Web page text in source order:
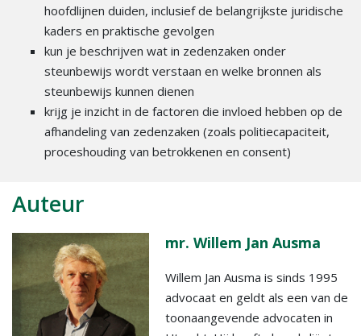
hoofdlijnen duiden, inclusief de belangrijkste juridische
kaders en praktische gevolgen
kun je beschrijven wat in zedenzaken onder
steunbewijs wordt verstaan en welke bronnen als
steunbewijs kunnen dienen
krijg je inzicht in de factoren die invloed hebben op de
afhandeling van zedenzaken (zoals politiecapaciteit,
proceshouding van betrokkenen en consent)
Auteur
mr. Willem Jan Ausma
Willem Jan Ausma is sinds 1995
advocaat en geldt als een van de
toonaangevende advocaten in